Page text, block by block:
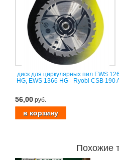
диск для циркулярных пил EWS
HG, EWS 1366 HG - Ryobi CSB 190
56,00 руб.
Похожие